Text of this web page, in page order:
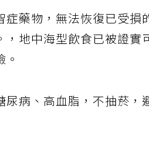
症藥物，無法恢復已受損
，地中海型飲食已被證實
尿病、高血脂，不抽菸，